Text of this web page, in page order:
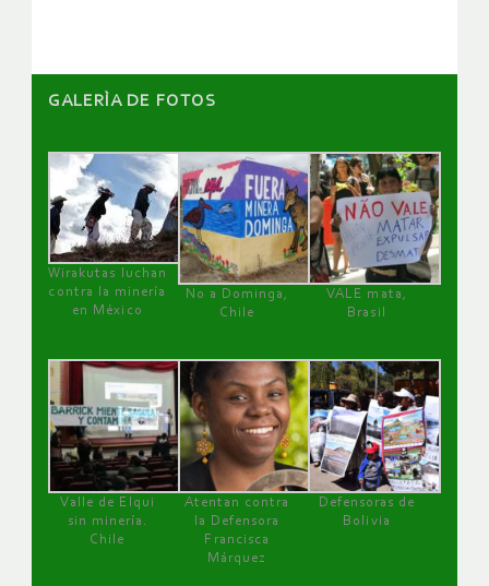
GALERÌA DE FOTOS
Wirakutas luchan
contra la minería
en México
No a Dominga,
Chile
VALE mata,
Brasil
Valle de Elqui
sin minería.
Chile
Atentan contra
la Defensora
Francisca
Márquez
Defensoras de
Bolivia